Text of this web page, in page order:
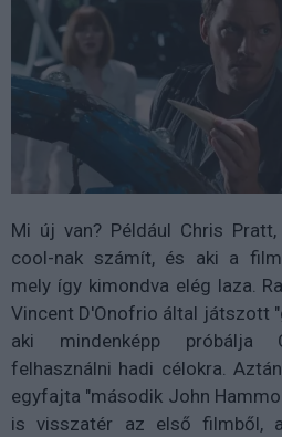
Mi új van? Például Chris
cool-nak számít, és aki a
mely így kimondva elég laza.
Vincent D'Onofrio által játszott
aki mindenképp próbálja
felhasználni hadi célokra.
egyfajta "második John
is visszatér az első filmből,